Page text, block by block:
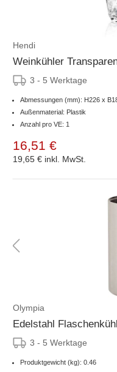
Hendi
Weinkühler
3 - 5 Werktage
Abmessungen (mm): H226 x
Außenmaterial: Plastik
Anzahl pro VE: 1
16,51 €
19,65 € inkl. MwSt.
Olympia
Edelstahl
3 - 5 Werktage
Produktgewicht (kg): 0.46